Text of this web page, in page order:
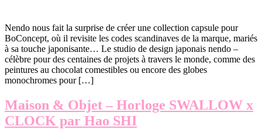
Nendo nous fait la surprise de créer une collection capsule pour
BoConcept, où il revisite les codes scandinaves de la marque, mariés
à sa touche japonisante… Le studio de design japonais nendo –
célèbre pour des centaines de projets à travers le monde, comme des
peintures au chocolat comestibles ou encore des globes
monochromes pour […]
Maison & Objet – Horloge SWALLOW x
CLOCK par Hao SHI